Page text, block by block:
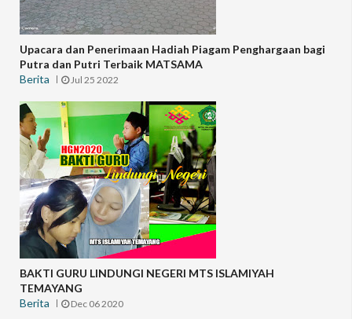
Upacara dan Penerimaan Hadiah Piagam Penghargaan bagi
Putra dan Putri Terbaik MATSAMA
Berita
Jul 25 2022
BAKTI GURU LINDUNGI NEGERI MTS ISLAMIYAH
TEMAYANG
Berita
Dec 06 2020